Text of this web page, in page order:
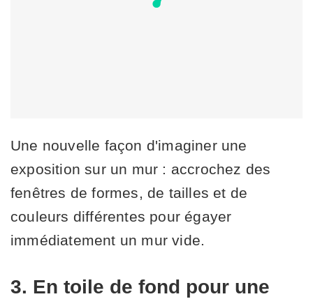
Une nouvelle façon d'imaginer une
exposition sur un mur : accrochez des
fenêtres de formes, de tailles et de
couleurs différentes pour égayer
immédiatement un mur vide.
3. En toile de fond pour une